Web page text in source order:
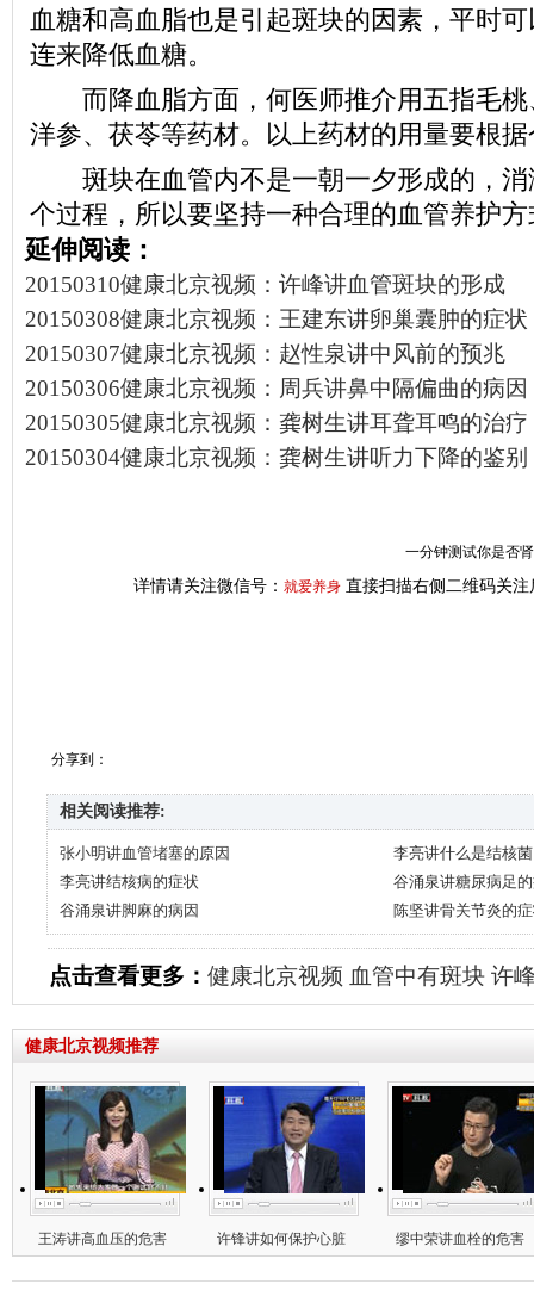
血糖和高血脂也是引起斑块的因素，平时
连来降低血糖。
而降血脂方面，何医师推介用五指毛桃
洋参、茯苓等药材。以上药材的用量要根
斑块在血管内不是一朝一夕形成的，消
个过程，所以要坚持一种合理的血管养护
延伸阅读：
20150310健康北京视频：许峰讲血管斑块的形成
20150308健康北京视频：王建东讲卵巢囊肿的症状
20150307健康北京视频：赵性泉讲中风前的预兆
20150306健康北京视频：周兵讲鼻中隔偏曲的病因
20150305健康北京视频：龚树生讲耳聋耳鸣的治疗
20150304健康北京视频：龚树生讲听力下降的鉴别
一分钟测试你是否
详情请关注微信号： 就爱养身 直接扫描右侧二维码关注
分享到：
相关阅读推荐:
张小明讲血管堵塞的原因
李亮讲什么是结核菌
李亮讲结核病的症状
谷涌泉讲糖尿病足
谷涌泉讲脚麻的病因
陈坚讲骨关节炎的
点击查看更多： 健康北京视频 血管中有斑块 许
健康北京视频推荐
王涛讲高血压的危害 许锋讲如何保护心脏 缪中荣讲血栓的危害